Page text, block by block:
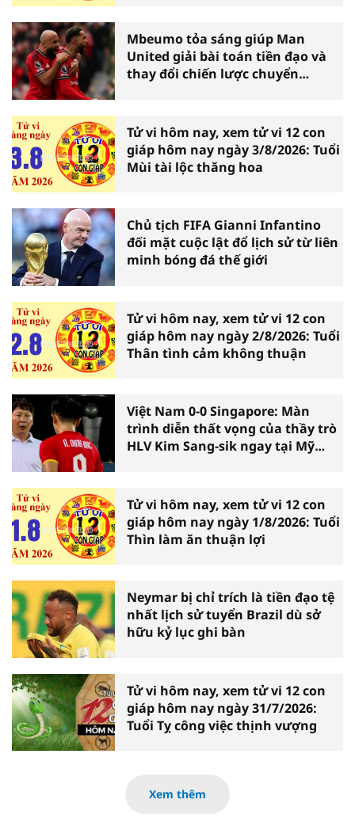
Mbeumo tỏa sáng giúp Man
United giải bài toán tiền đạo và
thay đổi chiến lược chuyển
Tử vi hôm nay, xem tử vi 12 con
giáp hôm nay ngày 3/8/2026: Tuổi
Mùi tài lộc thăng hoa
Chủ tịch FIFA Gianni Infantino
đối mặt cuộc lật đổ lịch sử từ liên
minh bóng đá thế giới
Tử vi hôm nay, xem tử vi 12 con
giáp hôm nay ngày 2/8/2026: Tuổi
Thân tình cảm không thuận
Việt Nam 0-0 Singapore: Màn
trình diễn thất vọng của thầy trò
HLV Kim Sang-sik ngay tại Mỹ
Tử vi hôm nay, xem tử vi 12 con
giáp hôm nay ngày 1/8/2026: Tuổi
Thìn làm ăn thuận lợi
Neymar bị chỉ trích là tiền đạo tệ
nhất lịch sử tuyển Brazil dù sở
hữu kỷ lục ghi bàn
Tử vi hôm nay, xem tử vi 12 con
giáp hôm nay ngày 31/7/2026:
Tuổi Tỵ công việc thịnh vượng
Xem thêm